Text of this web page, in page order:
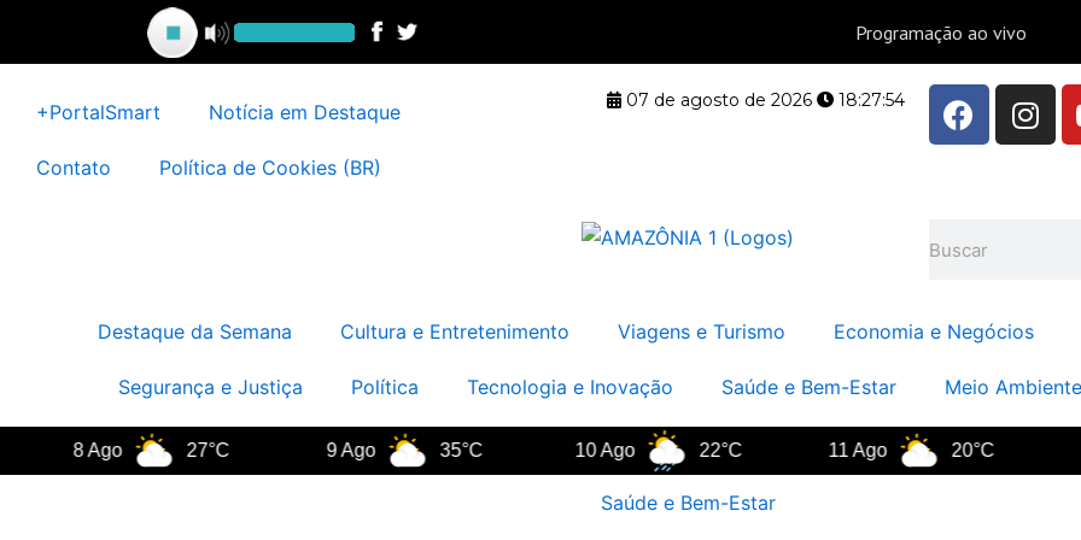
conteúdo
+PortalSmart Notícia em Destaque
Contato Política de Cookies (BR)
07 de agosto de 2026 18:27:55
F
a
o
I
n
m
Destaque da Semana Cultura e Entretenimento Viagens e Turismo Economia e Negócios
Segurança e Justiça Política Tecnologia e Inovação Saúde e Bem-Estar Meio
27°C 35°C 22°C 20°C
Saúde e Bem-Estar